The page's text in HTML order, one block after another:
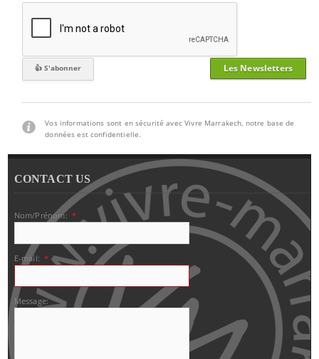
Les Newsletters
Vos informations sont en sécurité avec Vivre Marrakech, notre base de
données est confidentielle.
CONTACT US
Nom/Prénom: *
E-mail: *
Message: